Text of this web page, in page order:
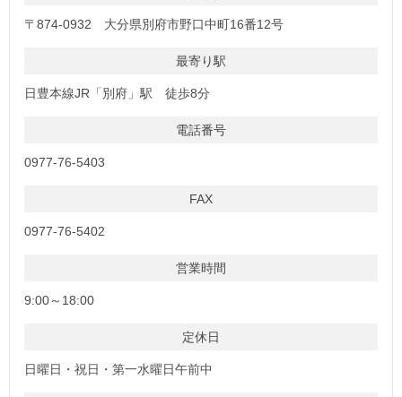
〒874-0932 大分県別府市野口中町16番12号
最寄り駅
日豊本線JR「別府」駅 徒歩8分
電話番号
0977-76-5403
FAX
0977-76-5402
営業時間
9:00～18:00
定休日
日曜日・祝日・第一水曜日午前中